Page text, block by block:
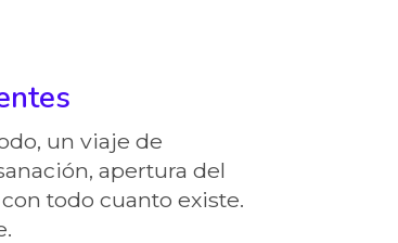
un viaje de
apertura del
todo cuanto existe.